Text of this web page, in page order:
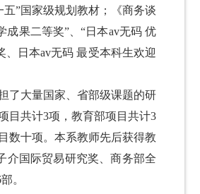
”国家级规划教材；《商务谈
成果二等奖”、“日本av无码 优
、日本av无码 最受本科生欢迎
了大量国家、省部级课题的研
目共计3项，教育部项目共计3
数十项。本系教师先后获得教
介国际贸易研究奖、商务部全
部。